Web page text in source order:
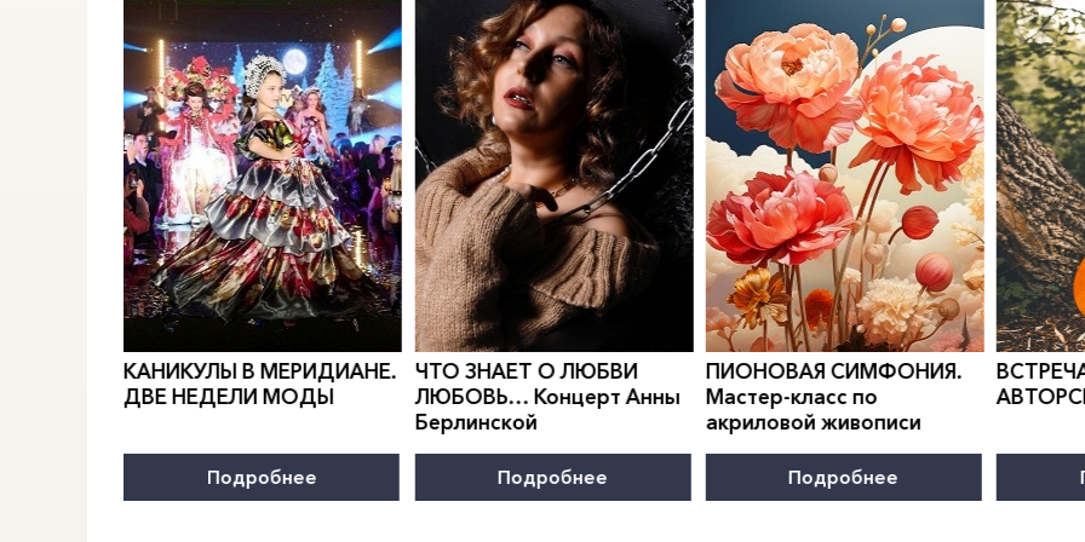
0 ">
КАНИКУЛЫ В МЕРИДИАНЕ.
ДВЕ НЕДЕЛИ МОДЫ
Подробнее
0">
ЧТО ЗНАЕТ О ЛЮБВИ
ЛЮБОВЬ… Концерт Анны
Берлинской
Подробнее
0">
ПИОНОВАЯ СИМФОНИЯ.
Мастер-класс по
акриловой живописи
Подробнее
0">